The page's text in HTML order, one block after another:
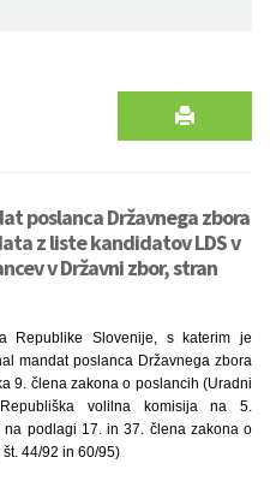
poslanca Državnega zbora
z liste kandidatov LDS v
v Državni zbor, stran
Republike Slovenije, s katerim je
mandat poslanca Državnega zbora
9. člena zakona o poslancih (Uradni
volilna komisija na 5.
podlagi 17. in 37. člena zakona o
44/92 in 60/95)